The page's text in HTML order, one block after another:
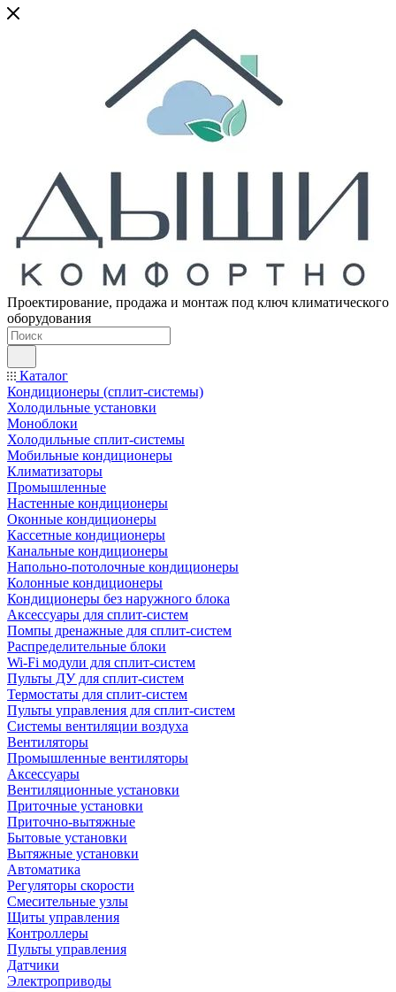
Проектирование, продажа и монтаж под ключ климатического
оборудования
Каталог
Кондиционеры (сплит-системы)
Холодильные установки
Моноблоки
Холодильные сплит-системы
Мобильные кондиционеры
Климатизаторы
Промышленные
Настенные кондиционеры
Оконные кондиционеры
Кассетные кондиционеры
Канальные кондиционеры
Напольно-потолочные кондиционеры
Колонные кондиционеры
Кондиционеры без наружного блока
Аксессуары для сплит-систем
Помпы дренажные для сплит-систем
Распределительные блоки
Wi-Fi модули для сплит-систем
Пульты ДУ для сплит-систем
Термостаты для сплит-систем
Пульты управления для сплит-систем
Системы вентиляции воздуха
Вентиляторы
Промышленные вентиляторы
Аксессуары
Вентиляционные установки
Приточные установки
Приточно-вытяжные
Бытовые установки
Вытяжные установки
Автоматика
Регуляторы скорости
Смесительные узлы
Щиты управления
Контроллеры
Пульты управления
Датчики
Электроприводы